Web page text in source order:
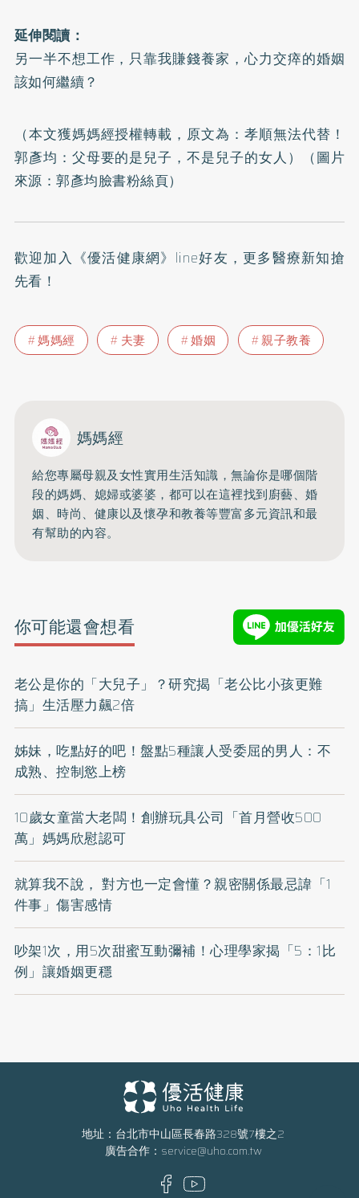
延伸閱讀：
另一半不想工作，只靠我賺錢養家，心力交瘁的婚姻
該如何繼續？
（本文獲媽媽經授權轉載，原文為： 孝順無法代替！
郭彥均：父母要的是兒子，不是兒子的女人）（圖片
來源：郭彥均臉書粉絲頁）
歡迎加入 《優活健康網》line好友 ，更多醫療新知搶
先看！
媽媽經 夫妻 婚姻 親子教養
媽媽經
給您專屬母親及女性實用生活知識，無論你是哪個階
段的媽媽、媳婦或婆婆，都可以在這裡找到廚藝、婚
姻、時尚、健康以及懷孕和教養等豐富多元資訊和最
有幫助的內容。
你可能還會想看
老公是你的「大兒子」？研究揭「老公比小孩更難
搞」生活壓力飆2倍
姊妹，吃點好的吧！盤點5種讓人受委屈的男人：不
成熟、控制慾上榜
10歲女童當大老闆！創辦玩具公司「首月營收500
萬」媽媽欣慰認可
就算我不說， 對方也一定會懂？親密關係最忌諱「1
件事」傷害感情
吵架1次，用5次甜蜜互動彌補！心理學家揭「5：1比
例」讓婚姻更穩
地址：台北市中山區長春路328號7樓之2
廣告合作： service@uho.com.tw